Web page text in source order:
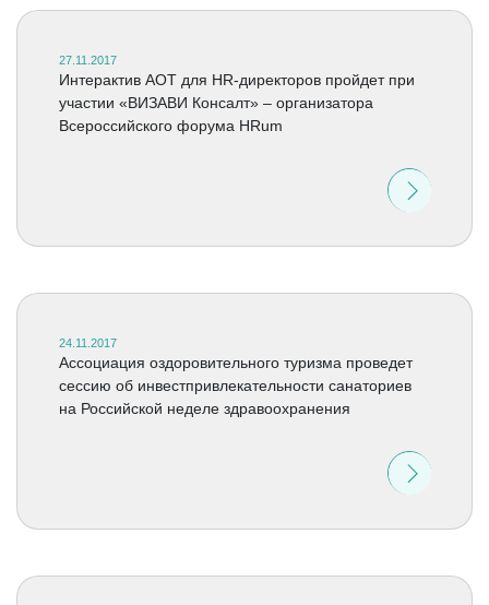
27.11.2017
Интерактив АОТ для HR-директоров пройдет при
участии «ВИЗАВИ Консалт» – организатора
Всероссийского форума HRum
24.11.2017
Ассоциация оздоровительного туризма проведет
сессию об инвестпривлекательности санаториев
на Российской неделе здравоохранения